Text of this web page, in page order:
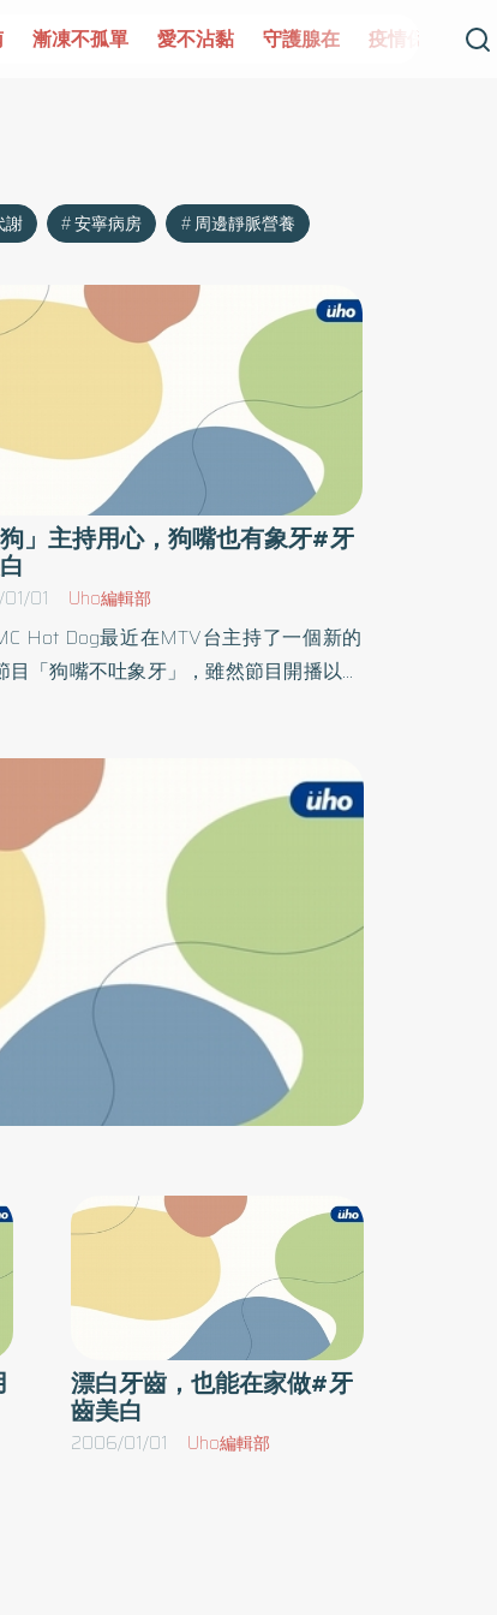
漸凍不孤單 愛不沾黏 守護腺在 疫情保衛戰
謝 安寧病房 周邊靜脈營養
狗」主持用心，狗嘴也有象牙#牙
01 Uho編輯部
Hot Dog最近在MTV台主持了一個新的
目「狗嘴不吐象牙」，雖然節目開播以來
花了很多時間準備音樂，甚至他還為了擔
訪問來賓的禮儀問題，特地進行了「牙齒
。熱狗私下表示，當初會考慮要做牙齒美
為他剛接節目主持的時候回家都會盯著電
播，除了檢討主持功力外，他也非常在意
門面問題，他發現自己泛黃的牙齒實在不
覺得自己的帥氣大打折扣，對這件事一直
懷，他想應該是自己過去有抽菸的習慣，
牙齒變黃，不過因為他是藝人又是男性，
直不敢隨便找牙醫診所做美白，後來朋友
到一家具有獨立診間的診所，不但可以顧
建舜院長表示，他給熱狗的牙齒七十分，
維持的還不錯，只可惜因為他有抽菸的習
牙齒稍微黃了一些。陳醫師也說，目前男
性做牙齒美白的比例大約1比5，雖然還是
多，但男性有越來越多的趨勢。他告誡所
做牙齒美白的消費者，在進行牙齒美白的
，應該先處理好口腔中蛀牙、牙周病等問
健康的牙齒基礎才能夠有好的美白效果，
漂白牙齒，也能在家做#牙
齒美白
2006/01/01 Uho編輯部